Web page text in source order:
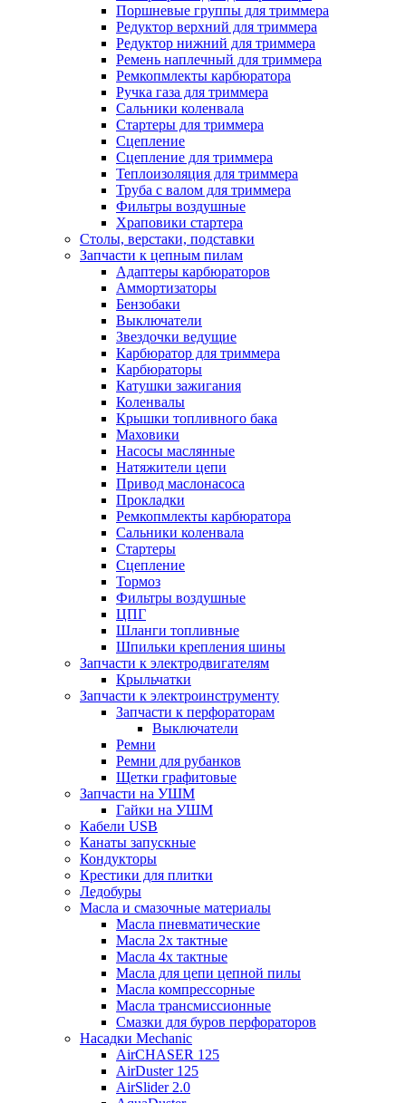
Поршневые группы для триммера
Редуктор верхний для триммера
Редуктор нижний для триммера
Ремень наплечный для триммера
Ремкопмлекты карбюратора
Ручка газа для триммера
Сальники коленвала
Стартеры для триммера
Сцепление
Сцепление для триммера
Теплоизоляция для триммера
Труба с валом для триммера
Фильтры воздушные
Храповики стартера
Столы, верстаки, подставки
Запчасти к цепным пилам
Адаптеры карбюраторов
Аммортизаторы
Бензобаки
Выключатели
Звездочки ведущие
Карбюратор для триммера
Карбюраторы
Катушки зажигания
Коленвалы
Крышки топливного бака
Маховики
Насосы маслянные
Натяжители цепи
Привод маслонасоса
Прокладки
Ремкопмлекты карбюратора
Сальники коленвала
Стартеры
Сцепление
Тормоз
Фильтры воздушные
ЦПГ
Шланги топливные
Шпильки крепления шины
Запчасти к электродвигателям
Крыльчатки
Запчасти к электроинструменту
Запчасти к перфораторам
Выключатели
Ремни
Ремни для рубанков
Щетки графитовые
Запчасти на УШМ
Гайки на УШМ
Кабели USB
Канаты запускные
Кондукторы
Крестики для плитки
Ледобуры
Масла и смазочные материалы
Масла пневматические
Масла 2х тактные
Масла 4х тактные
Масла для цепи цепной пилы
Масла компрессорные
Масла трансмиссионные
Смазки для буров перфораторов
Насадки Mechanic
AirCHASER 125
AirDuster 125
AirSlider 2.0